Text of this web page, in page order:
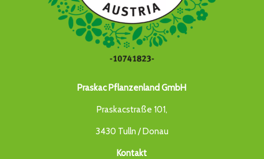
Praskac Pflanzenland GmbH
Praskacstraße 101,
3430 Tulln / Donau
Kontakt